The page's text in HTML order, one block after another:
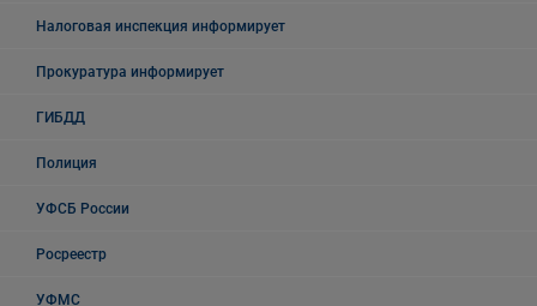
Налоговая инспекция информирует
Прокуратура информирует
ГИБДД
Полиция
УФСБ России
Росреестр
УФМС